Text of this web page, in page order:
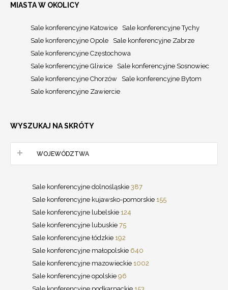
MIASTA W OKOLICY
Sale konferencyjne Katowice
Sale konferencyjne Tychy
Sale konferencyjne Opole
Sale konferencyjne Zabrze
Sale konferencyjne Częstochowa
Sale konferencyjne Gliwice
Sale konferencyjne Sosnowiec
Sale konferencyjne Chorzów
Sale konferencyjne Bytom
Sale konferencyjne Zawiercie
WYSZUKAJ NA SKRÓTY
WOJEWÓDZTWA
Sale konferencyjne dolnośląskie 387
Sale konferencyjne kujawsko-pomorskie 155
Sale konferencyjne lubelskie 124
Sale konferencyjne lubuskie 75
Sale konferencyjne łódzkie 192
Sale konferencyjne małopolskie 640
Sale konferencyjne mazowieckie 1002
Sale konferencyjne opolskie 96